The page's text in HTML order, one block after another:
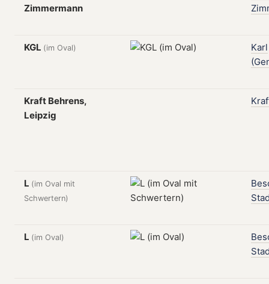
Zimmermann
KGL (im Oval)
Karl
Kraft Behrens,
Leipzig
L (im Oval mit
Schwertern)
L (im Oval)